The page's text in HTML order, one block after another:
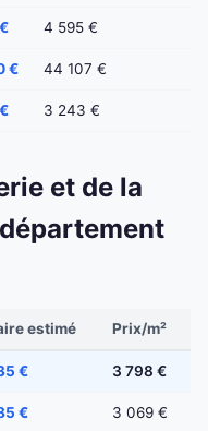
4 595 €
€ 44 107 €
3 243 €
et de la
estimé Prix/m²
€ 3 798 €
€ 3 069 €